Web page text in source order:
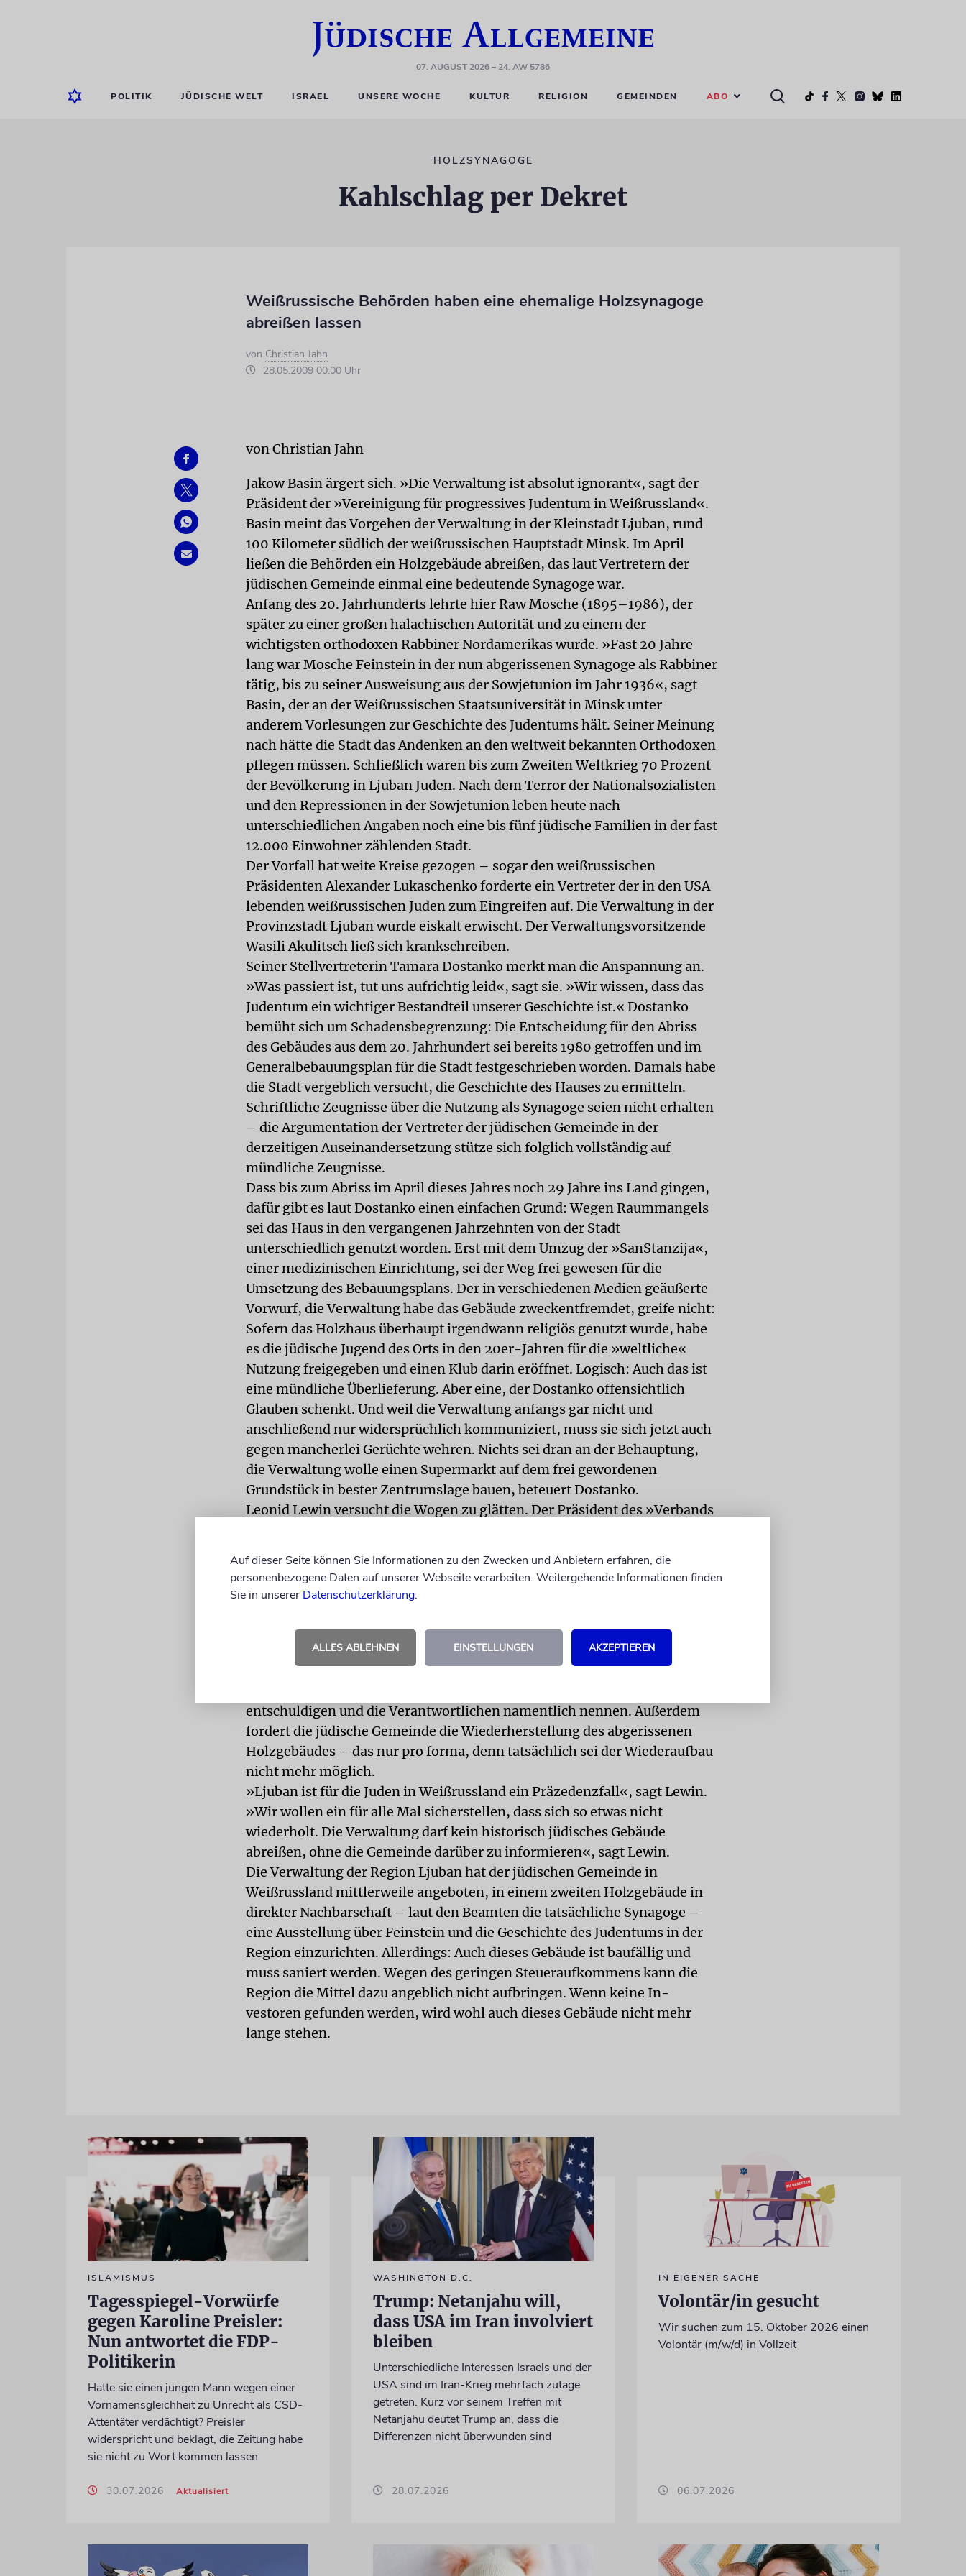
07. AUGUST 2026– 24. AW 5786
POLITIK JÜDISCHE WELT ISRAEL UNSERE WOCHE KULTUR RELIGION GEMEINDEN ABO
HOLZSYNAGOGE
Kahlschlag per Dekret
Weißrussische Behörden haben eine ehemalige Holzsynagoge
abreißen lassen
von Christian Jahn
28.05.2009 00:00 Uhr
von Christian Jahn
Jakow Basin ärgert sich. »Die Verwaltung ist absolut ignorant«, sagt der
Präsident der »Vereinigung für progressives Judentum in Weißrussland«.
Basin meint das Vorgehen der Verwaltung in der Kleinstadt Ljuban, rund
100 Kilometer südlich der weißrussischen Hauptstadt Minsk. Im April
ließen die Behörden ein Holzgebäude abreißen, das laut Vertretern der
jüdischen Gemeinde einmal eine bedeutende Synagoge war.
Anfang des 20. Jahrhunderts lehrte hier Raw Mosche (1895–1986), der
später zu einer großen halachischen Autorität und zu einem der
wichtigsten orthodoxen Rabbiner Nordamerikas wurde. »Fast 20 Jahre
lang war Mosche Feinstein in der nun abgerissenen Synagoge als Rabbiner
tätig, bis zu seiner Ausweisung aus der Sowjetunion im Jahr 1936«, sagt
Basin, der an der Weißrussischen Staatsuniversität in Minsk unter
anderem Vorlesungen zur Geschichte des Judentums hält. Seiner Meinung
nach hätte die Stadt das Andenken an den weltweit bekannten Orthodoxen
pflegen müssen. Schließlich waren bis zum Zweiten Weltkrieg 70 Prozent
der Bevölkerung in Ljuban Juden. Nach dem Terror der Nationalsozialisten
und den Repressionen in der Sowjetunion leben heute nach
unterschiedlichen Angaben noch eine bis fünf jüdische Familien in der fast
12.000 Einwohner zählenden Stadt.
Der Vorfall hat weite Kreise gezogen – sogar den weißrussischen
Präsidenten Alexander Lukaschenko forderte ein Vertreter der in den USA
lebenden weißrussischen Juden zum Eingreifen auf. Die Verwaltung in der
Provinzstadt Ljuban wurde eiskalt erwischt. Der Verwaltungsvorsitzende
Wasili Akulitsch ließ sich krankschreiben.
Seiner Stellvertreterin Tamara Dostanko merkt man die Anspannung an.
»Was passiert ist, tut uns aufrichtig leid«, sagt sie. »Wir wissen, dass das
Judentum ein wichtiger Bestandteil unserer Geschichte ist.« Dostanko
bemüht sich um Schadensbegrenzung: Die Entscheidung für den Abriss
des Gebäudes aus dem 20. Jahrhundert sei bereits 1980 getroffen und im
Generalbebauungsplan für die Stadt festgeschrieben worden. Damals habe
die Stadt vergeblich versucht, die Geschichte des Hauses zu ermitteln.
Schriftliche Zeugnisse über die Nutzung als Synagoge seien nicht erhalten
– die Argumentation der Vertreter der jüdischen Gemeinde in der
derzeitigen Auseinandersetzung stütze sich folglich vollständig auf
mündliche Zeugnisse.
Dass bis zum Abriss im April dieses Jahres noch 29 Jahre ins Land gingen,
dafür gibt es laut Dostanko einen einfachen Grund: Wegen Raummangels
sei das Haus in den vergangenen Jahrzehnten von der Stadt
unterschiedlich genutzt worden. Erst mit dem Umzug der »SanStanzija«,
einer medizinischen Einrichtung, sei der Weg frei gewesen für die
Umsetzung des Bebauungsplans. Der in verschiedenen Medien geäußerte
Vorwurf, die Verwaltung habe das Gebäude zweckentfremdet, greife nicht:
Sofern das Holzhaus überhaupt irgendwann religiös genutzt wurde, habe
es die jüdische Jugend des Orts in den 20er-Jahren für die »weltliche«
Nutzung freigegeben und einen Klub darin eröffnet. Logisch: Auch das ist
eine mündliche Überlieferung. Aber eine, der Dostanko offensichtlich
Glauben schenkt. Und weil die Verwaltung anfangs gar nicht und
anschließend nur widersprüchlich kommuniziert, muss sie sich jetzt auch
gegen mancherlei Gerüchte wehren. Nichts sei dran an der Behauptung,
die Verwaltung wolle einen Supermarkt auf dem frei gewordenen
Grundstück in bester Zentrumslage bauen, beteuert Dostanko.
Leonid Lewin versucht die Wogen zu glätten. Der Präsident des »Verbands
Verwaltung in Ljuban getroffen. Jetzt ist er sicher, dass die Verwaltung
zwar nicht bösartig gehandelt hat, wohl aber naiv bis moralisch fahrlässig.
Architekt ist. Die Beamten hätten sich von Anfang an auf den
Generalbebauungsplan zurückgezogen und die Verantwortung von sich
geschoben. Trotz Nachsicht und Kooperationswillen hat Lewin klare
entschuldigen und die Verantwortlichen namentlich nennen. Außerdem
fordert die jüdische Gemeinde die Wiederherstellung des abgerissenen
Holzgebäudes – das nur pro forma, denn tatsächlich sei der Wiederaufbau
nicht mehr möglich.
»Ljuban ist für die Juden in Weißrussland ein Präzedenzfall«, sagt Lewin.
»Wir wollen ein für alle Mal sicherstellen, dass sich so etwas nicht
wiederholt. Die Verwaltung darf kein historisch jüdisches Gebäude
abreißen, ohne die Gemeinde darüber zu informieren«, sagt Lewin.
Die Verwaltung der Region Ljuban hat der jüdischen Gemeinde in
Weißrussland mittlerweile angeboten, in einem zweiten Holzgebäude in
direkter Nachbarschaft – laut den Beamten die tatsächliche Synagoge –
eine Ausstellung über Feinstein und die Geschichte des Judentums in der
Region einzurichten. Allerdings: Auch dieses Gebäude ist baufällig und
muss saniert werden. Wegen des geringen Steueraufkommens kann die
Region die Mittel dazu angeblich nicht aufbringen. Wenn keine In-
vestoren gefunden werden, wird wohl auch dieses Gebäude nicht mehr
lange stehen.
ISLAMISMUS
Tagesspiegel-Vorwürfe
gegen Karoline Preisler:
Nun antwortet die FDP-
Politikerin
Hatte sie einen jungen Mann wegen einer
Vornamensgleichheit zu Unrecht als CSD-
Attentäter verdächtigt? Preisler
widerspricht und beklagt, die Zeitung habe
sie nicht zu Wort kommen lassen
30.07.2026 Aktualisiert
WASHINGTON D.C.
Trump: Netanjahu will,
dass USA im Iran involviert
bleiben
Unterschiedliche Interessen Israels und der
USA sind im Iran-Krieg mehrfach zutage
getreten. Kurz vor seinem Treffen mit
Netanjahu deutet Trump an, dass die
Differenzen nicht überwunden sind
28.07.2026
IN EIGENER SACHE
Volontär/in gesucht
Wir suchen zum 15. Oktober 2026 einen
Volontär (m/w/d) in Vollzeit
06.07.2026
Auf dieser Seite können Sie Informationen zu den Zwecken und Anbietern erfahren, die
personenbezogene Daten auf unserer Webseite verarbeiten. Weitergehende Informationen finden
Sie in unserer Datenschutzerklärung.
ALLES ABLEHNEN EINSTELLUNGEN AKZEPTIEREN